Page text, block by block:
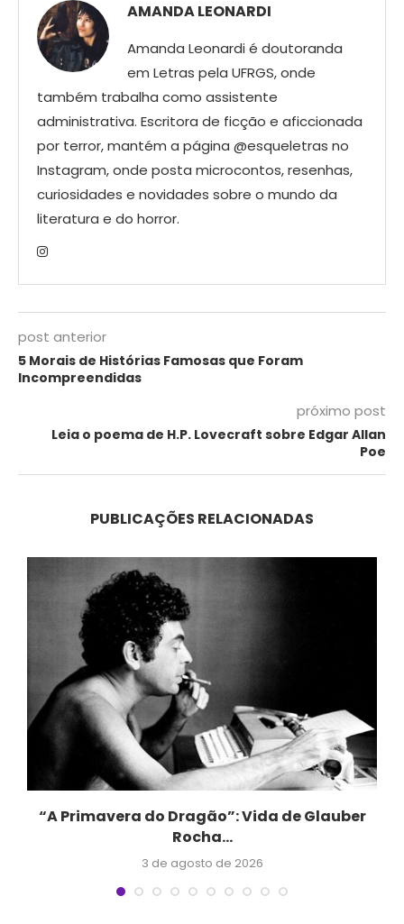
AMANDA LEONARDI
Amanda Leonardi é doutoranda
em Letras pela UFRGS, onde
também trabalha como assistente
administrativa. Escritora de ficção e aficcionada
por terror, mantém a página @esqueletras no
Instagram, onde posta microcontos, resenhas,
curiosidades e novidades sobre o mundo da
literatura e do horror.
post anterior
5 Morais de Histórias Famosas que Foram
Incompreendidas
próximo post
Leia o poema de H.P. Lovecraft sobre Edgar Allan
Poe
PUBLICAÇÕES RELACIONADAS
“A Primavera do Dragão”: Vida de Glauber
Rocha...
3 de agosto de 2026